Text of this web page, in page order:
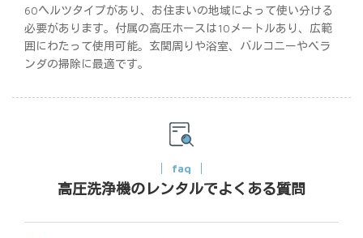
60ヘルツタイプがあり、お住まいの地域によって使い分ける
必要があります。付属の高圧ホースは10メートルあり、広範
囲にわたって使用可能。玄関周りや浴室、バルコニーやベラ
ンダの掃除に最適です。
faq
高圧洗浄機のレンタルでよくある質問